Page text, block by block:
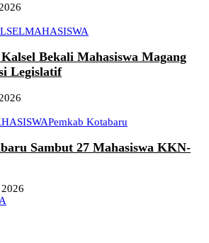
MAHASISWA
Bekali Mahasiswa Magang
Legislatif
Pemkab Kotabaru
Sambut 27 Mahasiswa KKN-